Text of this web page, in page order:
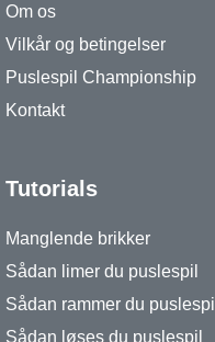
Om os
Vilkår og betingelser
Puslespil Championship
Kontakt
Tutorials
Manglende brikker
Sådan limer du puslespil
Sådan rammer du puslespil
Sådan løses du puslespil